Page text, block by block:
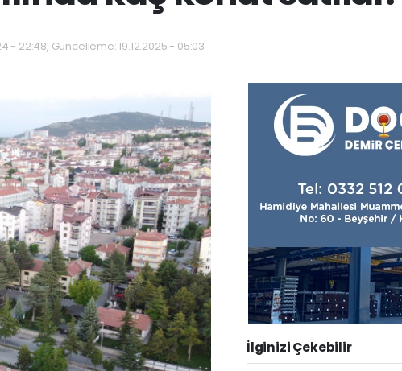
- 22:48, Güncelleme: 19.12.2025 - 05:03
İlginizi Çekebilir